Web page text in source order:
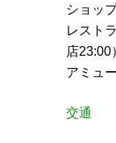
ショッ
レスト
店23:00
アミュ
交通